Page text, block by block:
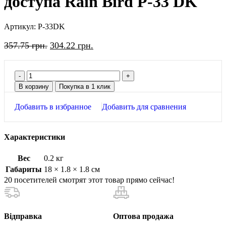
Артикул: P-33DK
357.75грн. 304.22 грн.
В корзину Покупка в 1 клик
Добавить в избранное Добавить для сравнения
Характеристики
Вес
0.2 кг
Габариты 18 × 1.8 × 1.8 см
20 посетителей смотрят этот товар прямо сейчас!
Відправка Оптова продажа